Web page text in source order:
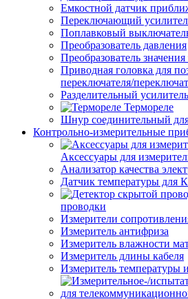
Емкостной датчик
Переключающий
Поплавковый
Преобразователь давления
Преобразователь значения
Приводная головка для
переключателя/
Разделительный усилитель
Термореле
Шнур соединительный
Контрольно-измерительные
Аксессуары для
Анализатор качества
Датчик температуры для
проводки
Измерители
Измеритель антифриза
Измеритель влажности
Измеритель длины кабеля
Измеритель температуры